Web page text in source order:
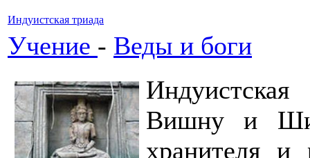
Индуистская триада
Учение - Веды и боги
Вишну и
хранителя